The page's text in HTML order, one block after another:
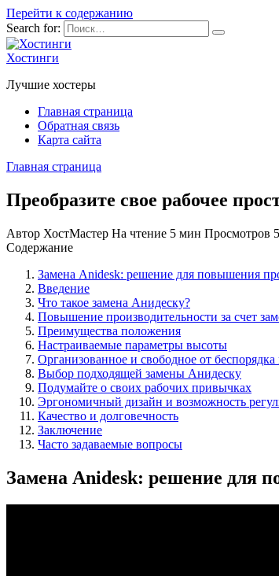
Перейти к содержанию
Search for:
Хостинги
Лучшие хостеры
Главная страница
Обратная связь
Карта сайта
Главная страница
Преобразите свое рабочее
Автор ХостМастер На чтение 5 мин Просмотров
Содержание
Замена Anidesk: решение для повышения
Введение
Что такое замена Анидеску?
Повышение производительности за счет
Преимущества положения
Настраиваемые параметры высоты
Организованное и свободное от беспорядка
Выбор подходящей замены Анидеску
Подумайте о своих рабочих привычках
Эргономичный дизайн и возможность
Качество и долговечность
Заключение
Часто задаваемые вопросы
Замена Anidesk: решение для